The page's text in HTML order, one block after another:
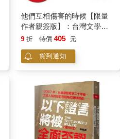
他們互相傷害的時候【限量
作者親簽版】：台灣文學百
年論戰
9 折 特價 405 元
貨到通知